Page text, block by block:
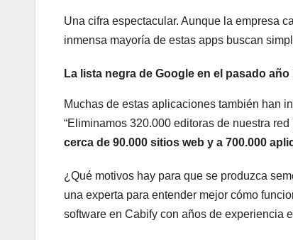
Una cifra espectacular. Aunque la empresa
inmensa mayoría de estas apps buscan
La lista negra de Google en el pasado
Muchas de estas aplicaciones también han
“Eliminamos 320.000 editoras de nuestra
cerca de 90.000 sitios web y a 700.000
¿Qué motivos hay para que se produzca
una experta para entender mejor cómo
software en Cabify con años de experiencia